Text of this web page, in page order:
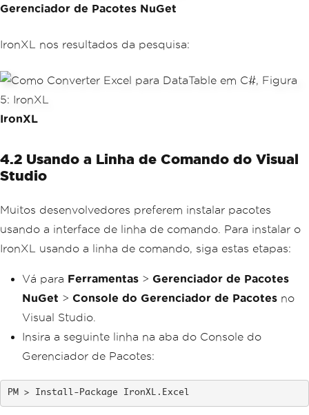
Gerenciador de Pacotes NuGet
IronXL nos resultados da pesquisa:
IronXL
4.2 Usando a Linha de Comando do Visual
Studio
Muitos desenvolvedores preferem instalar pacotes
usando a interface de linha de comando. Para instalar o
IronXL usando a linha de comando, siga estas etapas:
Vá para Ferramentas > Gerenciador de Pacotes
NuGet > Console do Gerenciador de Pacotes no
Visual Studio.
Insira a seguinte linha na aba do Console do
Gerenciador de Pacotes:
Install-Package IronXL.Excel